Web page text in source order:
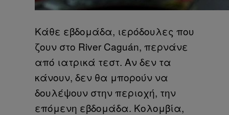
Κάθε εβδομάδα, ιερόδουλες που
ζουν στο River Caguán, περνάνε
από ιατρικά τεστ. Αν δεν τα
κάνουν, δεν θα μπορούν να
δουλέψουν στην περιοχή, την
επόμενη εβδομάδα. Κολομβία,